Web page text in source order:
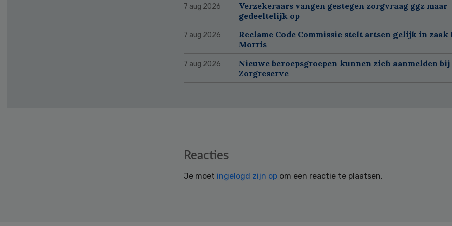
7 aug 2026
Verzekeraars vangen gestegen zorgvraag ggz maar
gedeeltelijk op
7 aug 2026
Reclame Code Commissie stelt artsen gelijk in
Morris
7 aug 2026
Nieuwe beroepsgroepen kunnen zich aanmelden
Zorgreserve
Reacties
Je moet ingelogd zijn op om een reactie te plaatsen.